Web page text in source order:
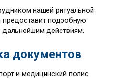
нашей ритуальной
подробную
дальнейшим действиям.
документов
и медицинский полис